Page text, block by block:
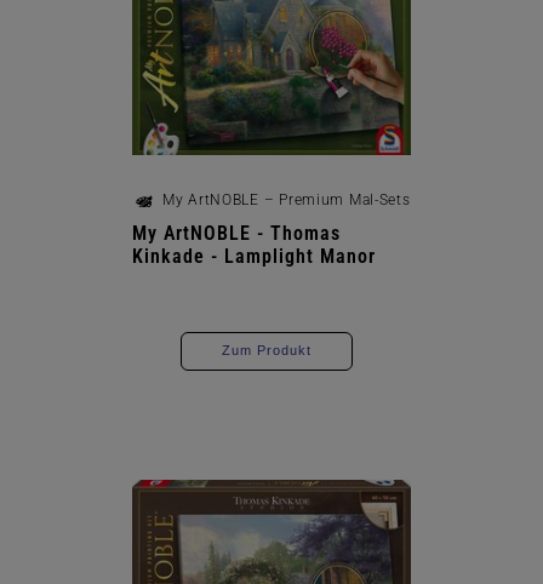
My ArtNOBLE – Premium Mal-Sets
My ArtNOBLE - Thomas
Kinkade - Lamplight Manor
Zum Produkt